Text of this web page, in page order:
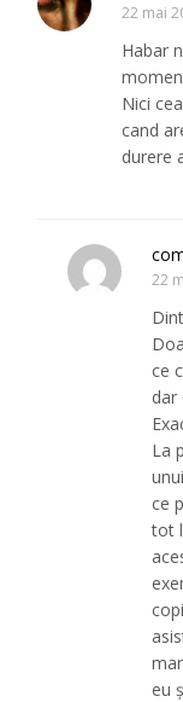
22 mai
Habar
Nici
cand
durere
22
ce
dar
La
ce
tot
eu